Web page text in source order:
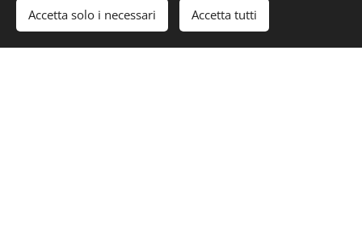
VI^ Coppa d'Oro di Sicilia
29 Settembre 1957
Accetta solo i necessari Accetta tutti